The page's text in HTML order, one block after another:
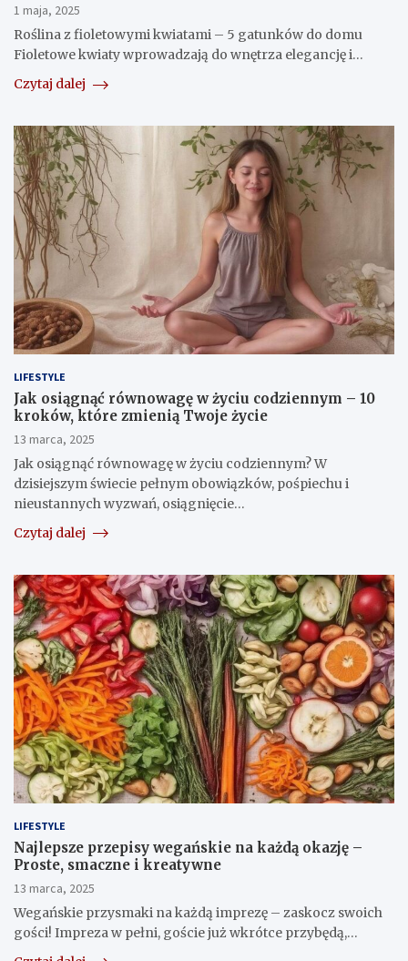
1 maja, 2025
Roślina z fioletowymi kwiatami – 5 gatunków do domu
Fioletowe kwiaty wprowadzają do wnętrza elegancję i…
Czytaj dalej
LIFESTYLE
Jak osiągnąć równowagę w życiu codziennym – 10
kroków, które zmienią Twoje życie
13 marca, 2025
Jak osiągnąć równowagę w życiu codziennym? W
dzisiejszym świecie pełnym obowiązków, pośpiechu i
nieustannych wyzwań, osiągnięcie…
Czytaj dalej
LIFESTYLE
Najlepsze przepisy wegańskie na każdą okazję –
Proste, smaczne i kreatywne
13 marca, 2025
Wegańskie przysmaki na każdą imprezę – zaskocz swoich
gości! Impreza w pełni, goście już wkrótce przybędą,…